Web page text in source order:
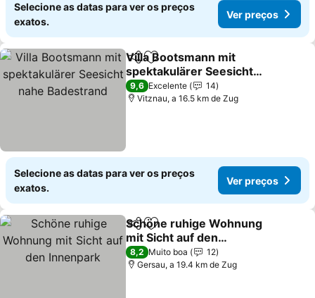
Selecione as datas para ver os preços
exatos.
Ver preços
PartilharAdicionar aos favoritos
Villa Bootsmann mit
spektakulärer Seesicht
nahe Badestrand
Ver preços
9,6 Excelente
14
Vitznau, a 16.5 km de Zug
Selecione as datas para ver os preços
exatos.
Ver preços
PartilharAdicionar aos favoritos
Schöne ruhige Wohnung
mit Sicht auf den
Innenpark
Ver preços
8,2 Muito boa
12
Gersau, a 19.4 km de Zug